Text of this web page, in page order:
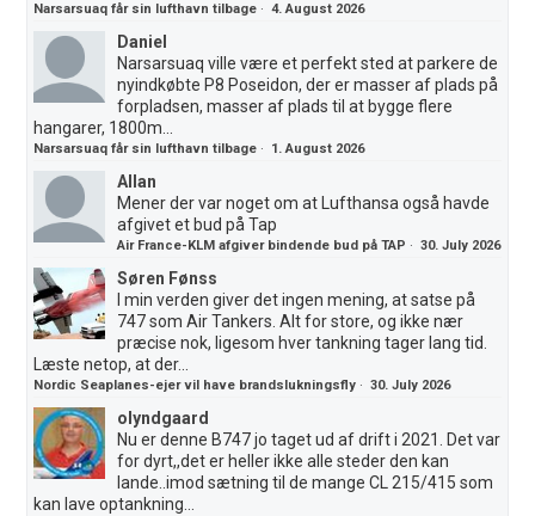
Narsarsuaq får sin lufthavn tilbage ·4. August 2026
Daniel
Narsarsuaq ville være et perfekt sted at parkere de
nyindkøbte P8 Poseidon, der er masser af plads på
forpladsen, masser af plads til at bygge flere
hangarer, 1800m...
Narsarsuaq får sin lufthavn tilbage · 1. August 2026
Allan
Mener der var noget om at Lufthansa også havde
afgivet et bud på Tap
Air France-KLM afgiver bindende bud på TAP ·30. July 2026
Søren Fønss
I min verden giver det ingen mening, at satse på
747 som Air Tankers. Alt for store, og ikke nær
præcise nok, ligesom hver tankning tager lang tid.
Læste netop, at der...
Nordic Seaplanes-ejer vil have brandslukningsfly ·30. July 2026
olyndgaard
Nu er denne B747 jo taget ud af drift i 2021. Det var
for dyrt,,det er heller ikke alle steder den kan
lande..imod sætning til de mange CL 215/415 som
kan lave optankning...